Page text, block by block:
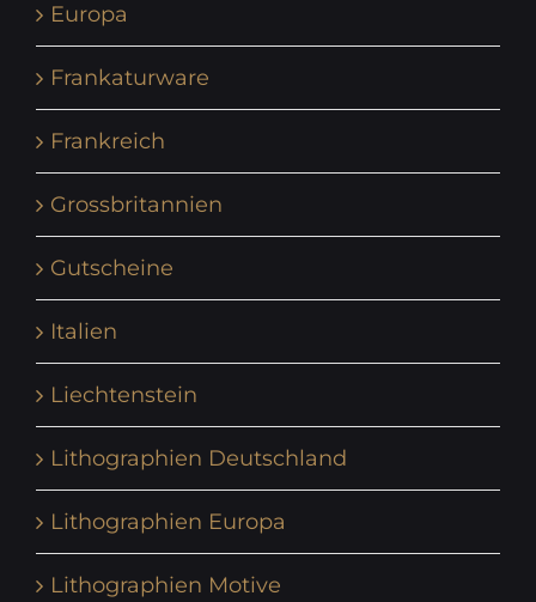
Europa
Frankaturware
Frankreich
Grossbritannien
Gutscheine
Italien
Liechtenstein
Lithographien Deutschland
Lithographien Europa
Lithographien Motive